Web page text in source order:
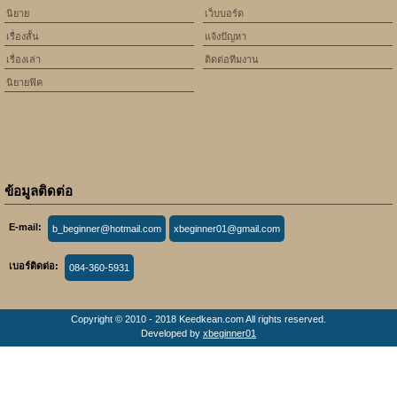
เว็บบอร์ด
แจ้งปัญหา
ติดต่อทีมงาน
นิยาย
เรื่องสั้น
เรื่องเล่า
นิยายฟิค
ข้อมูลติดต่อ
E-mail: b_beginner@hotmail.com xbeginner01@gmail.com
เบอร์ติดต่อ: 084-360-5931
Copyright © 2010 - 2018 Keedkean.com All rights reserved.
Developed by xbeginner01